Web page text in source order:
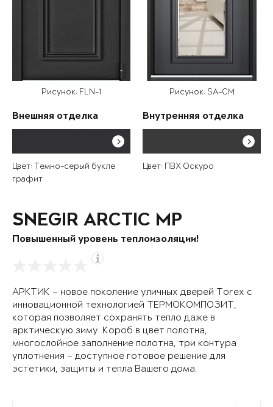
Рисунок: FLN-1
Внешняя отделка
Цвет: Темно-серый букле
графит
Рисунок: SA-CM
Внутренняя отделка
Цвет: ПВХ Оскуро
SNEGIR ARCTIC MP
Повышенный уровень теплоизоляции!
АРКТИК – новое поколение уличных дверей Torex с
инновационной технологией ТЕРМОКОМПОЗИТ,
которая позволяет сохранять тепло даже в
арктическую зиму. Короб в цвет полотна,
многослойное заполнение полотна, три контура
уплотнения – доступное готовое решение для
эстетики, защиты и тепла Вашего дома.